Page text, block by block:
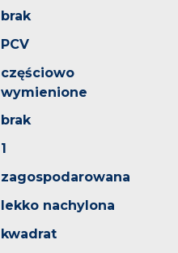
brak
PCV
częściowo
wymienione
brak
1
zagospodarowana
lekko nachylona
kwadrat